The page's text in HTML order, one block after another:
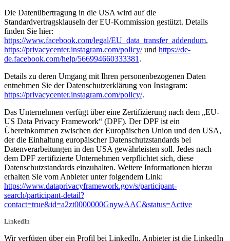
Die Datenübertragung in die USA wird auf die
Standardvertragsklauseln der EU-Kommission gestützt. Details
finden Sie hier:
https://www.facebook.com/legal/EU_data_transfer_addendum,
https://privacycenter.instagram.com/policy/und https://de-
de.facebook.com/help/566994660333381 .
Details zu deren Umgang mit Ihren personenbezogenen Daten
entnehmen Sie der Datenschutzerklärung von Instagram:
https://privacycenter.instagram.com/policy/.
Das Unternehmen verfügt über eine Zertifizierung nach dem „EU-
US Data Privacy Framework“ (DPF). Der DPF ist ein
Übereinkommen zwischen der Europäischen Union und den USA,
der die Einhaltung europäischer Datenschutzstandards bei
Datenverarbeitungen in den USA gewährleisten soll. Jedes nach
dem DPF zertifizierte Unternehmen verpflichtet sich, diese
Datenschutzstandards einzuhalten. Weitere Informationen hierzu
erhalten Sie vom Anbieter unter folgendem Link:
https://www.dataprivacyframework.gov/s/participant-
search/participant-detail?
contact=true&id=a2zt0000000GnywAAC&status=Active
LinkedIn
Wir verfügen über ein Profil bei LinkedIn. Anbieter ist die LinkedIn